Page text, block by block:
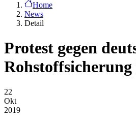
Home
News
Detail
Protest gegen
22
Okt
2019